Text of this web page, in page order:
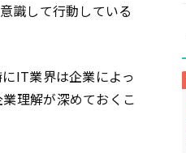
識して行動している
IT業界は企業によっ
理解が深めておくこ